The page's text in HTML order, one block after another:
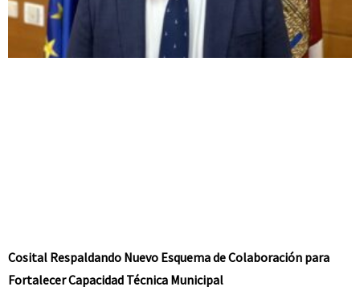
Cosital Respaldando Nuevo Esquema de Colaboración para
Fortalecer Capacidad Técnica Municipal